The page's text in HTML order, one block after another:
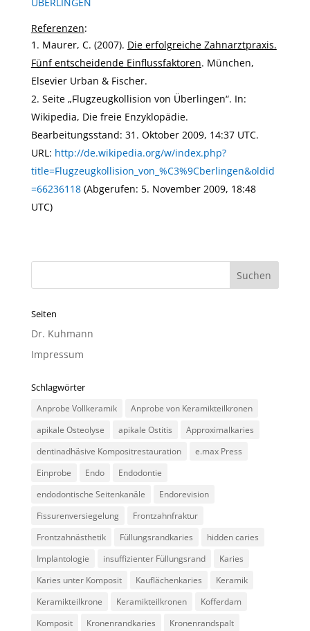
Referenzen:
Maurer, C. (2007). Die erfolgreiche Zahnarztpraxis.
Fünf entscheidende Einflussfaktoren. München,
Elsevier Urban & Fischer.
Seite „Flugzeugkollision von Überlingen“. In:
Wikipedia, Die freie Enzyklopädie.
Bearbeitungsstand: 31. Oktober 2009, 14:37 UTC.
URL: http://de.wikipedia.org/w/index.php?
title=Flugzeugkollision_von_%C3%9Cberlingen&oldid
=66236118(Abgerufen: 5. November 2009, 18:48
UTC)
Seiten
Dr. Kuhmann
Impressum
Schlagwörter
Anprobe Vollkeramik
Anprobe von Keramikteilkronen
apikale Osteolyse
apikale Ostitis
Approximalkaries
dentinadhäsive Kompositrestauration
e.max Press
Einprobe
Endo
Endodontie
endodontische Seitenkanäle
Endorevision
Fissurenversiegelung
Frontzahnfraktur
Frontzahnästhetik
Füllungsrandkaries
hidden caries
Implantologie
insuffizienter Füllungsrand
Karies
Karies unter Komposit
Kauflächenkaries
Keramik
Keramikteilkrone
Keramikteilkronen
Kofferdam
Komposit
Kronenrandkaries
Kronenrandspalt